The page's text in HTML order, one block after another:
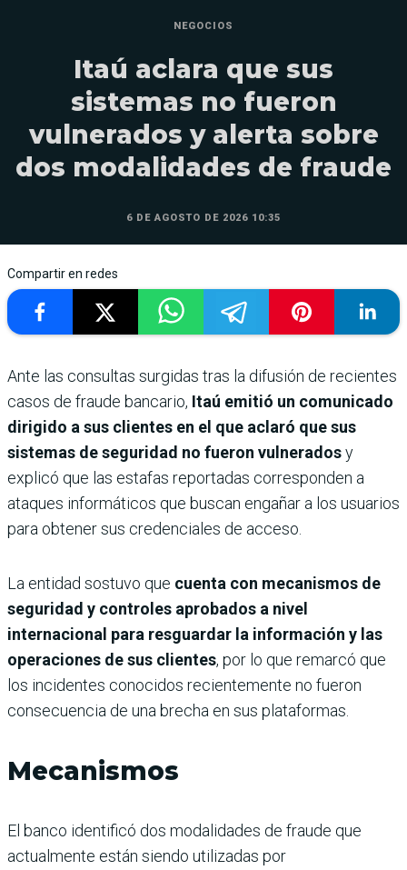
NEGOCIOS
Itaú aclara que sus
sistemas no fueron
vulnerados y alerta sobre
dos modalidades de fraude
6 DE AGOSTO DE 2026 10:35
Compartir en redes
Ante las consultas surgidas tras la difusión de recientes
casos de fraude bancario, Itaú emitió un comunicado
dirigido a sus clientes en el que aclaró que sus
sistemas de seguridad no fueron vulneradosy
explicó que las estafas reportadas corresponden a
ataques informáticos que buscan engañar a los usuarios
para obtener sus credenciales de acceso.
La entidad sostuvo que cuenta con mecanismos de
seguridad y controles aprobados a nivel
internacional para resguardar la información y las
operaciones de sus clientes, por lo que remarcó que
los incidentes conocidos recientemente no fueron
consecuencia de una brecha en sus plataformas.
Mecanismos
El banco identificó dos modalidades de fraude que
actualmente están siendo utilizadas por